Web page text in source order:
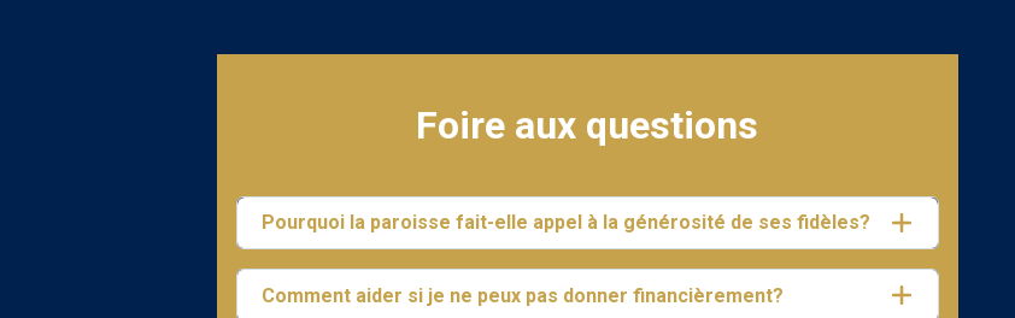
Foire aux questions
Pourquoi la paroisse fait-elle appel à la générosité de ses fidèles?
Comment aider si je ne peux pas donner financièrement?